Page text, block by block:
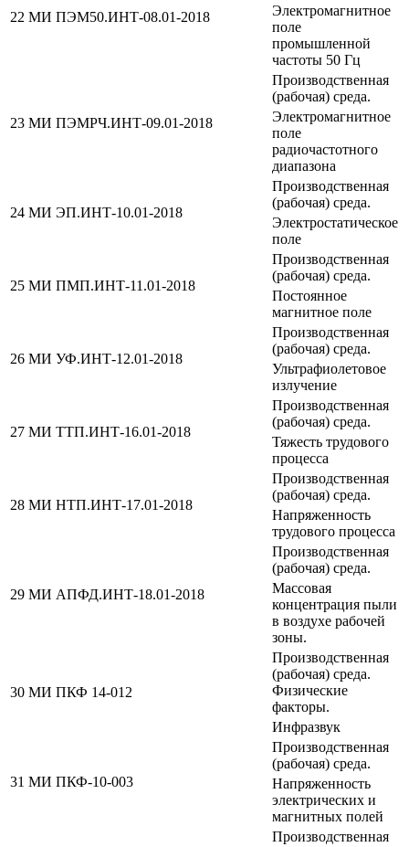
22 МИ ПЭМ50.ИНТ-08.01-2018
Электромагнитное
поле
промышленной
частоты 50 Гц
23 МИ ПЭМРЧ.ИНТ-09.01-2018
Производственная
(рабочая) среда.
Электромагнитное
поле
радиочастотного
диапазона
24 МИ ЭП.ИНТ-10.01-2018
Производственная
(рабочая) среда.
Электростатическое
поле
25 МИ ПМП.ИНТ-11.01-2018
Производственная
(рабочая) среда.
Постоянное
магнитное поле
26 МИ УФ.ИНТ-12.01-2018
Производственная
(рабочая) среда.
Ультрафиолетовое
излучение
27 МИ ТТП.ИНТ-16.01-2018
Производственная
(рабочая) среда.
Тяжесть трудового
процесса
28 МИ НТП.ИНТ-17.01-2018
Производственная
(рабочая) среда.
Напряженность
трудового процесса
29 МИ АПФД.ИНТ-18.01-2018
Производственная
(рабочая) среда.
Массовая
концентрация пыли
в воздухе рабочей
зоны.
30 МИ ПКФ 14-012
Производственная
(рабочая) среда.
Физические
факторы.
Инфразвук
31 МИ ПКФ-10-003
Производственная
(рабочая) среда.
Напряженность
электрических и
магнитных полей
Производственная